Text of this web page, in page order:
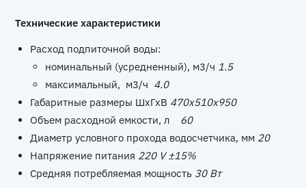
Технические характеристики
Расход подпиточной воды:
номинальный (усредненный), м3/ч 1.5
максимальный, м3/ч 4.0
Габаритные размеры ШxГxВ 470x510x950
Объем расходной емкости, л 60
Диаметр условного прохода водосчетчика, мм 20
Напряжение питания 220 V ±15%
Средняя потребляемая мощность 30 Вт